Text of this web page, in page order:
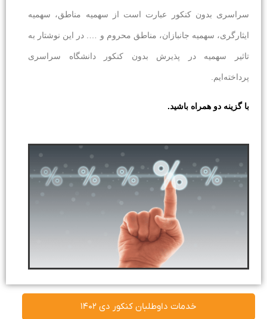
سراسری بدون کنکور عبارت است از سهمیه مناطق، سهمیه
ایثارگری، سهمیه جانبازان، مناطق محروم و …. در این نوشتار به
تاثیر سهمیه در پذیرش بدون کنکور دانشگاه سراسری
پرداخته‌ایم.
با گزینه دو همراه باشید.
خدمات داوطلبان کنکور دی ۱۴۰۲